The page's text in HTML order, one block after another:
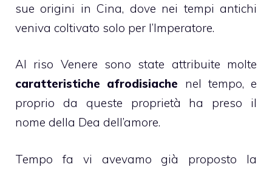
sue origini in Cina, dove nei tempi antichi
veniva coltivato solo per l’Imperatore.
Al riso Venere sono state attribuite molte
caratteristiche afrodisiache nel tempo, e
proprio da queste proprietà ha preso il
nome della Dea dell’amore.
Tempo fa vi avevamo già proposto la